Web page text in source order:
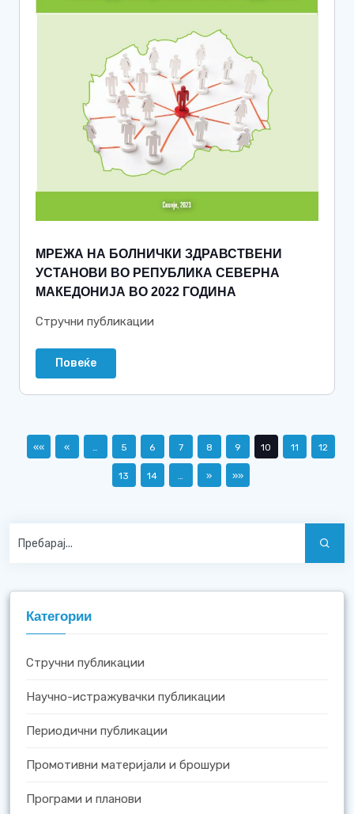
МРЕЖА НА БОЛНИЧКИ ЗДРАВСТВЕНИ
УСТАНОВИ ВО РЕПУБЛИКА СЕВЕРНА
МАКЕДОНИЈА ВО 2022 ГОДИНА
Стручни публикации
Повеќе
«« « … 5 6 7 8 9 10 11 12
13 14 … » »»
Категории
Стручни публикации
Научно-истражувачки публикации
Периодични публикации
Промотивни материјали и брошури
Програми и планови